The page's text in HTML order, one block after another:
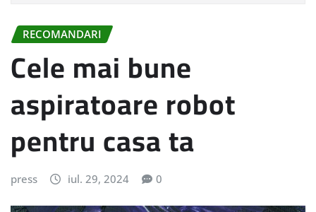
RECOMANDARI
Cele mai bune
aspiratoare robot
pentru casa ta
press iul. 29, 2024 0